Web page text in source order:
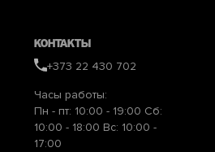
Контакты
+373 22 430 702
Часы работы:
Пн - пт: 10:00 - 19:00 Сб:
10:00 - 18:00 Вс: 10:00 -
17:00